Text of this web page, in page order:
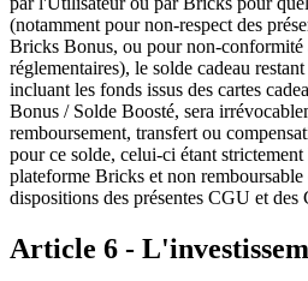
(notamment pour non-respect des
Bricks Bonus, ou pour non-conformité
réglementaires), le solde cadeau
incluant les fonds issus des cartes
Bonus / Solde Boosté, sera
remboursement, transfert ou
pour ce solde, celui-ci étant
plateforme Bricks et non
dispositions des présentes CGU et
Article 6 -